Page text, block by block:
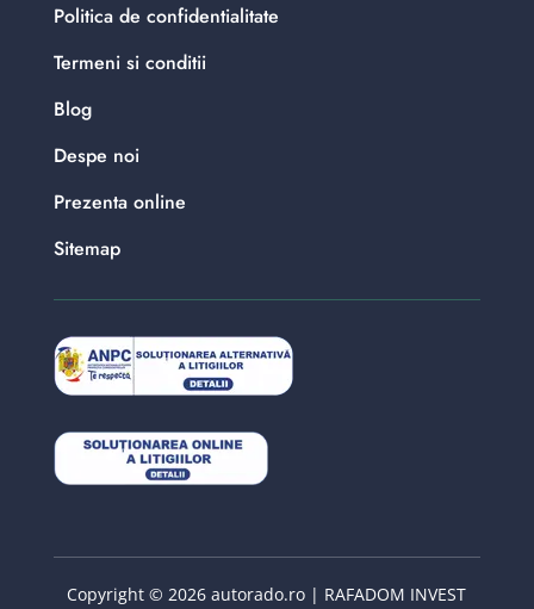
Politica de confidentialitate
Termeni si conditii
Blog
Despe noi
Prezenta online
Sitemap
Copyright © 2026 autorado.ro | RAFADOM INVEST